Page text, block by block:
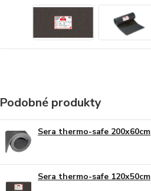
Podobné produkty
Sera thermo-safe 200x60cm
Sera thermo-safe 120x50cm